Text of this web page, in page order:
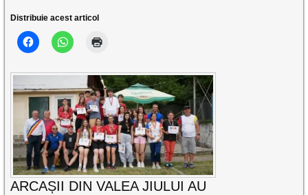
Distribuie acest articol
ARCAȘII DIN VALEA JIULUI AU